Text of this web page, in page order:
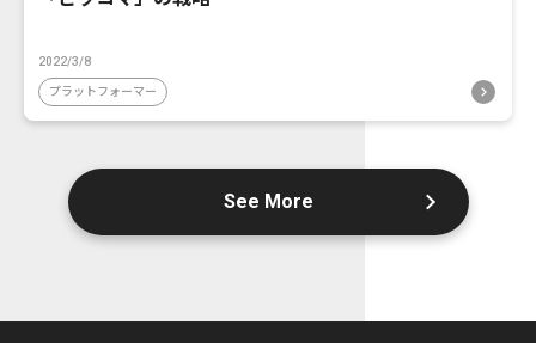
2022/3/8
プラットフォーマー
See More